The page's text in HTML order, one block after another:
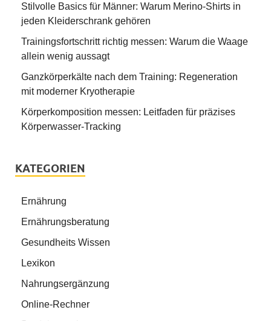
Stilvolle Basics für Männer: Warum Merino-Shirts in
jeden Kleiderschrank gehören
Trainingsfortschritt richtig messen: Warum die Waage
allein wenig aussagt
Ganzkörperkälte nach dem Training: Regeneration
mit moderner Kryotherapie
Körperkomposition messen: Leitfaden für präzises
Körperwasser-Tracking
KATEGORIEN
Ernährung
Ernährungsberatung
Gesundheits Wissen
Lexikon
Nahrungsergänzung
Online-Rechner